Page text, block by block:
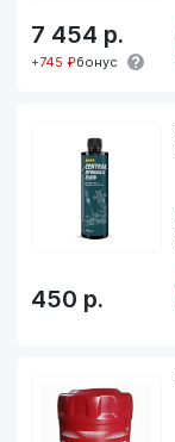
7 454 р.
+745 ₽бонус
450 р.